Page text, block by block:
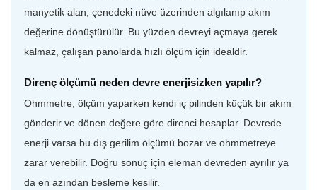
manyetik alan, çenedeki nüve üzerinden algılanıp akım
değerine dönüştürülür. Bu yüzden devreyi açmaya gerek
kalmaz, çalışan panolarda hızlı ölçüm için idealdir.
Direnç ölçümü neden devre enerjisizken yapılır?
Ohmmetre, ölçüm yaparken kendi iç pilinden küçük bir akım
gönderir ve dönen değere göre direnci hesaplar. Devrede
enerji varsa bu dış gerilim ölçümü bozar ve ohmmetreye
zarar verebilir. Doğru sonuç için eleman devreden ayrılır ya
da en azından besleme kesilir.